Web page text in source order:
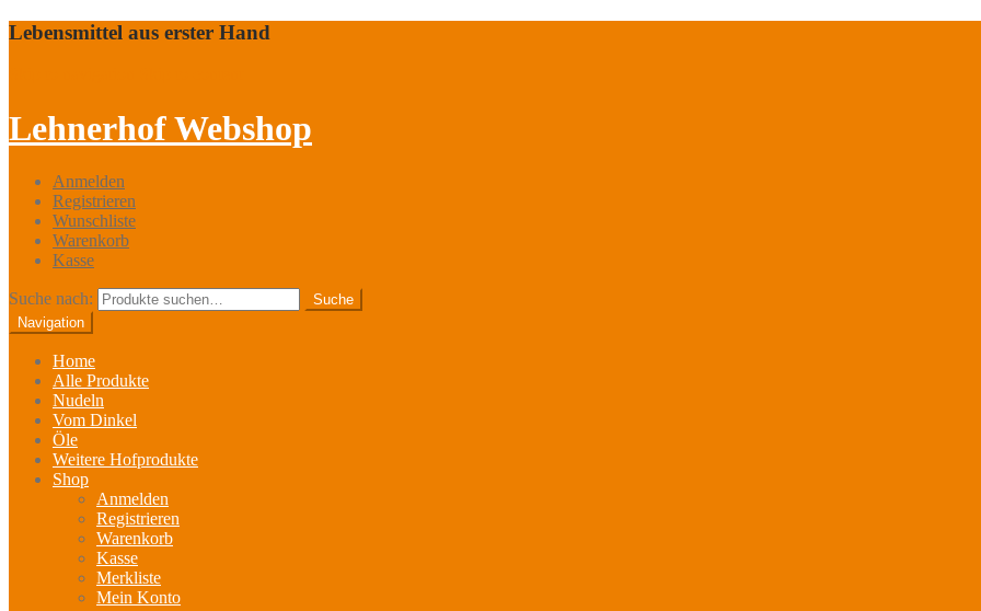
Lebensmittel aus erster Hand
Lehnerhof Webshop
Anmelden
Registrieren
Wunschliste
Warenkorb
Kasse
Suche nach:
Suche
Navigation
Home
Alle Produkte
Nudeln
Vom Dinkel
Öle
Weitere Hofprodukte
Shop
Anmelden
Registrieren
Warenkorb
Kasse
Merkliste
Mein Konto